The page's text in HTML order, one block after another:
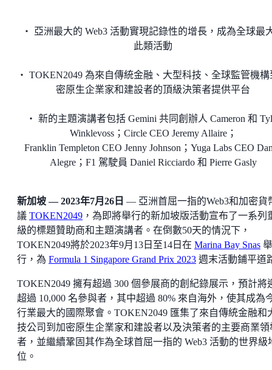
・ 亞洲最大的 Web3 活動實現記錄性的增長，成為全球最
此類活動
・ TOKEN2049 為來自傳統金融、大型科技、全球監管機構
密原生企業家和建設者的頂級決策者提供平台
・ 新的主題演講者包括 Gemini 共同創辦人 Cameron 和
Winklevoss；Circle CEO Jeremy Allaire；
Franklin Templeton CEO Jenny Johnson；Yuga Labs CEO
Alegre；F1 駕駛員 Daniel Ricciardo 和 Pierre Gasly
新加坡 — 2023年7月26日 — 亞洲首屈一指的Web3和加密貨
議 TOKEN2049 ，為即將舉行的新加坡版活動宣布了一系列
級的標題贊助商和主題演講者。在倒數50天的情況下，
TOKEN2049將於2023年9月13日至14日在 Marina Bay Snas 舉
行，為 Formula 1 Singapore Grand Prix 2023 週末活動鋪平道
TOKEN2049 擁有超過 300 個參展商的創紀錄展示，預計將
超過 10,000 名參與者，其中超過 80% 來自海外，使其成為
行業最大的國際聚會。TOKEN2049 匯集了來自傳統金融和
技公司到加密原生企業家和建設者以及決策者的主要商業領
者，並繼續鞏固其作為全球首屈一指的 Web3 活動的世界級
位。